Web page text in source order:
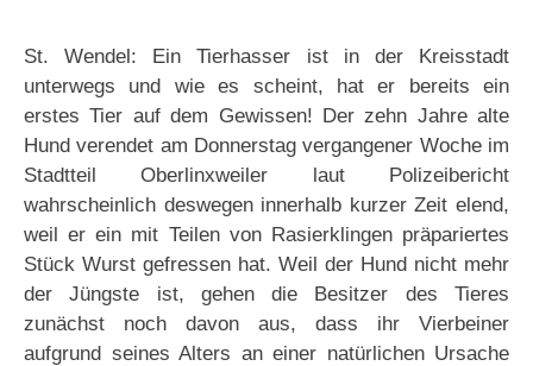
St. Wendel: Ein Tierhasser ist in der Kreisstadt
unterwegs und wie es scheint, hat er bereits ein
erstes Tier auf dem Gewissen! Der zehn Jahre alte
Hund verendet am Donnerstag vergangener Woche im
Stadtteil Oberlinxweiler laut Polizeibericht
wahrscheinlich deswegen innerhalb kurzer Zeit elend,
weil er ein mit Teilen von Rasierklingen präpariertes
Stück Wurst gefressen hat. Weil der Hund nicht mehr
der Jüngste ist, gehen die Besitzer des Tieres
zunächst noch davon aus, dass ihr Vierbeiner
aufgrund seines Alters an einer natürlichen Ursache